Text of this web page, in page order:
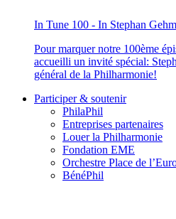
In Tune 100 - In Stephan
Pour marquer notre 100ème
accueilli un invité spécial:
général de la Philharmonie!
Participer & soutenir
PhilaPhil
Entreprises partenaires
Louer la Philharmonie
Fondation EME
Orchestre Place de
BénéPhil